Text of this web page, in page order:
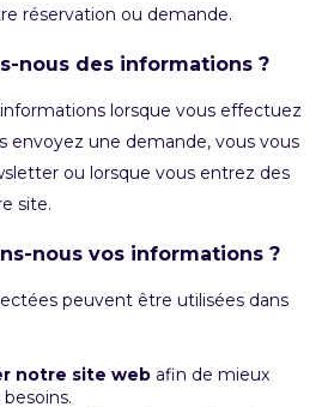
réservation ou demande.
nous des informations ?
lorsque vous effectuez
envoyez une demande, vous vous
ou lorsque vous entrez des
site.
nous vos informations ?
peuvent être utilisées dans
notre site webafin de mieux